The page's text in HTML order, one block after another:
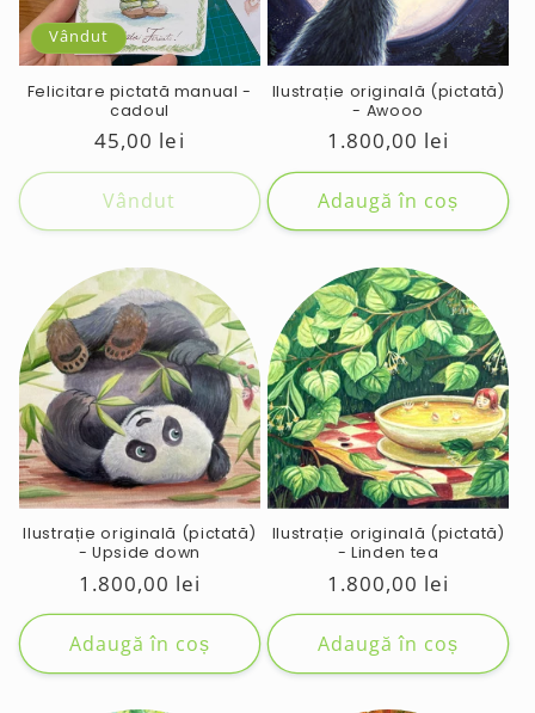
:
Vândut
Felicitare pictată manual -
cadoul
Preț
obișnuit
45,00 lei
Vândut
Ilustrație originală (pictată)
- Awooo
Preț
obișnuit
1.800,00 lei
Adaugă în coș
Ilustrație originală (pictată)
- Upside down
Preț
obișnuit
1.800,00 lei
Adaugă în coș
Ilustrație originală (pictată)
- Linden tea
Preț
obișnuit
1.800,00 lei
Adaugă în coș